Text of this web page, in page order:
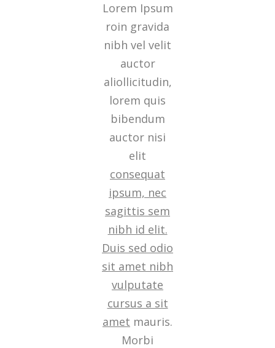
Lorem Ipsum
roin gravida
nibh vel velit
auctor
aliollicitudin,
lorem quis
bibendum
auctor nisi
elit
consequat
ipsum, nec
sagittis sem
nibh id elit.
Duis sed odio
sit amet nibh
vulputate
cursus a sit
amet mauris.
Morbi